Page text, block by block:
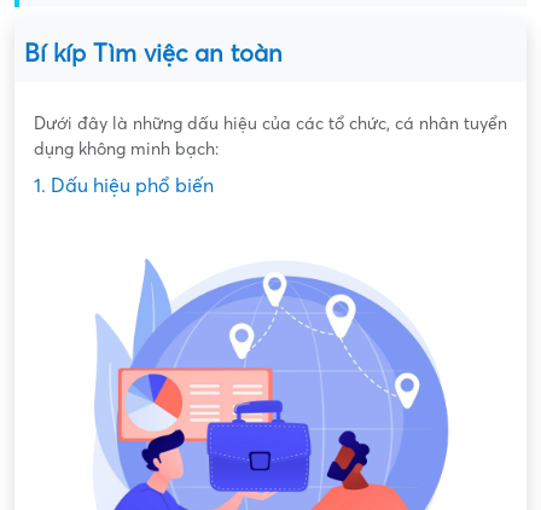
Bí kíp Tìm việc an toàn
Dưới đây là những dấu hiệu của các tổ chức, cá nhân tuyển
dụng không minh bạch:
1. Dấu hiệu phổ biến